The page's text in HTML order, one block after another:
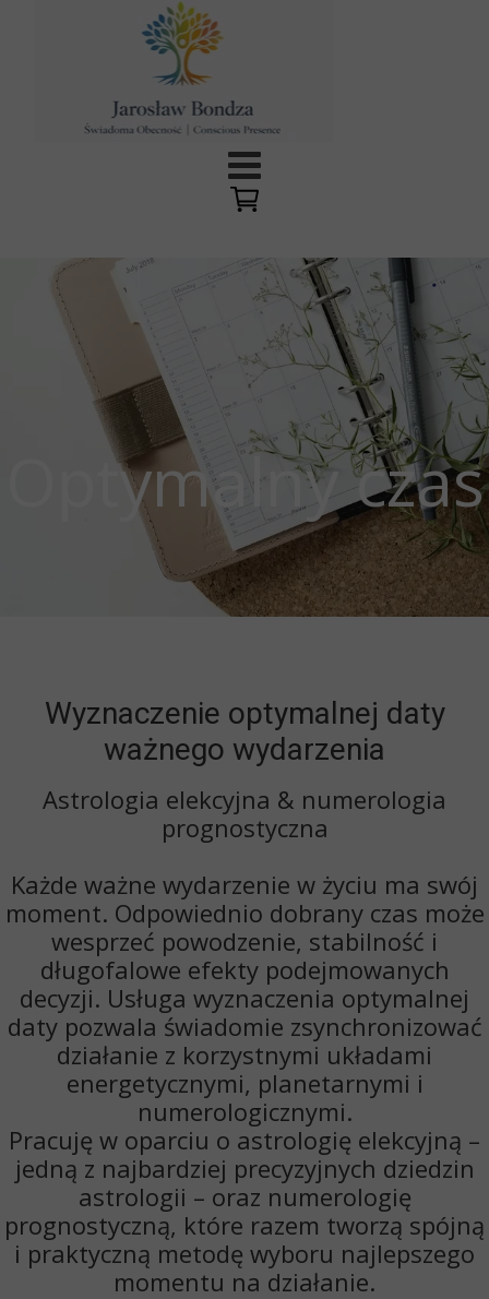
Optymalny czas
Wyznaczenie optymalnej daty
ważnego wydarzenia
Astrologia elekcyjna & numerologia
prognostyczna
Każde ważne wydarzenie w życiu ma swój
moment. Odpowiednio dobrany czas może
wesprzeć powodzenie, stabilność i
długofalowe efekty podejmowanych
decyzji. Usługa wyznaczenia optymalnej
daty pozwala świadomie zsynchronizować
działanie z korzystnymi układami
energetycznymi, planetarnymi i
numerologicznymi.
Pracuję w oparciu o astrologię elekcyjną –
jedną z najbardziej precyzyjnych dziedzin
astrologii – oraz numerologię
prognostyczną, które razem tworzą spójną
i praktyczną metodę wyboru najlepszego
momentu na działanie.